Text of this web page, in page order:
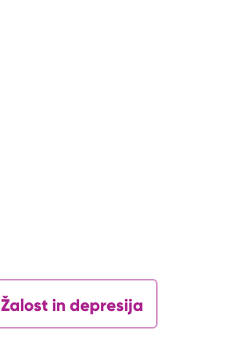
Žalost in depresija